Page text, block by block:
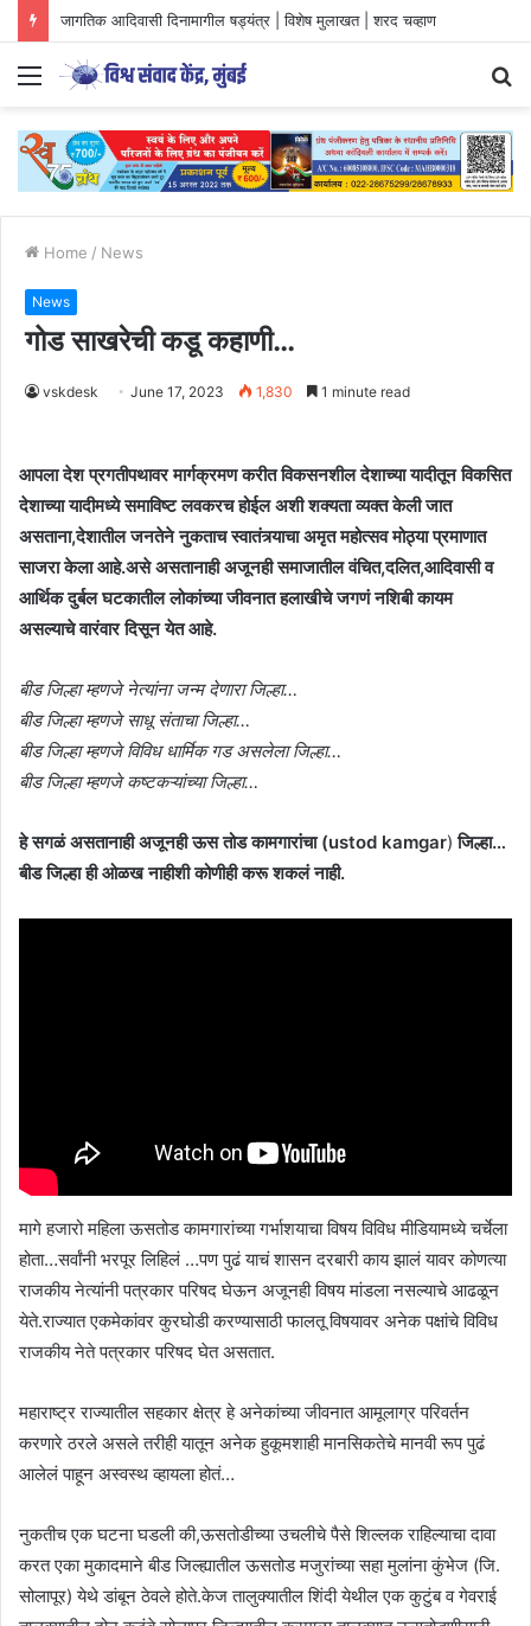
जागतिक आदिवासी दिनामागील षड्यंत्र | विशेष मुलाखत | शरद चव्हाण
Menu
Home / News
News
गोड साखरेची कडू कहाणी…
vskdesk June 17, 2023 1,830 1 minute read
आपला देश प्रगतीपथावर मार्गक्रमण करीत विकसनशील देशाच्या यादीतून विकसित
देशाच्या यादीमध्ये समाविष्ट लवकरच होईल अशी शक्यता व्यक्त केली जात
असताना,देशातील जनतेने नुकताच स्वातंत्र्याचा अमृत महोत्सव मोठ्या प्रमाणात
साजरा केला आहे.असे असतानाही अजूनही समाजातील वंचित,दलित,आदिवासी व
आर्थिक दुर्बल घटकातील लोकांच्या जीवनात हलाखीचे जगणं नशिबी कायम
असल्याचे वारंवार दिसून येत आहे.
बीड जिल्हा म्हणजे नेत्यांना जन्म देणारा जिल्हा…
बीड जिल्हा म्हणजे साधू संताचा जिल्हा…
बीड जिल्हा म्हणजे विविध धार्मिक गड असलेला जिल्हा…
बीड जिल्हा म्हणजे कष्टकऱ्यांच्या जिल्हा…
हे सगळं असतानाही अजूनही ऊस तोड कामगारांचा (ustod kamgar) जिल्हा…
बीड जिल्हा ही ओळख नाहीशी कोणीही करू शकलं नाही.
मागे हजारो महिला ऊसतोड कामगारांच्या गर्भाशयाचा विषय विविध मीडियामध्ये चर्चेला
होता…सर्वांनी भरपूर लिहिलं …पण पुढं याचं शासन दरबारी काय झालं यावर कोणत्या
राजकीय नेत्यांनी पत्रकार परिषद घेऊन अजूनही विषय मांडला नसल्याचे आढळून
येते.राज्यात एकमेकांवर कुरघोडी करण्यासाठी फालतू विषयावर अनेक पक्षांचे विविध
राजकीय नेते पत्रकार परिषद घेत असतात.
महाराष्ट्र राज्यातील सहकार क्षेत्र हे अनेकांच्या जीवनात आमूलाग्र परिवर्तन
करणारे ठरले असले तरीही यातून अनेक हुकूमशाही मानसिकतेचे मानवी रूप पुढं
आलेलं पाहून अस्वस्थ व्हायला होतं…
नुकतीच एक घटना घडली की,ऊसतोडीच्या उचलीचे पैसे शिल्लक राहिल्याचा दावा
करत एका मुकादमाने बीड जिल्ह्यातील ऊसतोड मजुरांच्या सहा मुलांना कुंभेज (जि.
सोलापूर) येथे डांबून ठेवले होते.केज तालुक्यातील शिंदी येथील एक कुटुंब व गेवराई